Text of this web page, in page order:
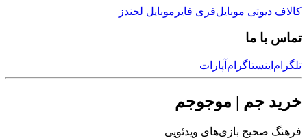
موبایلفری فایرموبایل لجندز
ما
آپارات
جم | موجوجم
بازی‌های ویدئویی